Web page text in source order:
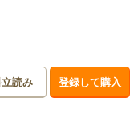
読み 登録して購入